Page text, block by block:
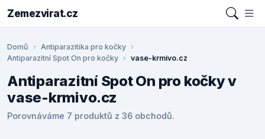
Zemezvirat.cz
Domů
Antiparazitika pro kočky
Antiparazitní Spot On pro kočky
vase-krmivo.cz
Antiparazitní Spot On pro kočky v
vase-krmivo.cz
Porovnáváme 7 produktů z 36 obchodů.